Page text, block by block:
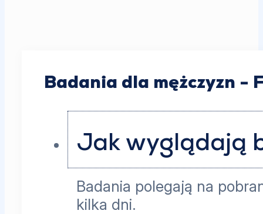
Badania dla mężczyzn -
Jak wyglądają
Badania polegają na
kilka dni.